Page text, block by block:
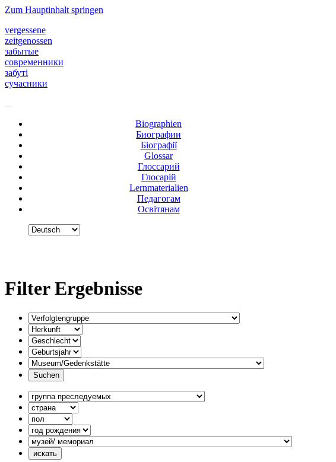
Zum Hauptinhalt springen
vergessene
zeitgenossen
забытые
современники
забуті
сучасники
Biographien
Биографии
Біографії
Glossar
Глоссарий
Глосарій
Lernmaterialien
Педагогам
Освітянам
Filter Ergebnisse
Verfolgtengruppe
Herkunft
Geschlecht
Geburtsjahr
Museum/Gedenkstätte
группа
преследуемых
страна
пол
год
рождения
музей/
мемориал